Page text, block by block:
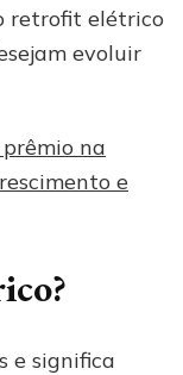
retrofit elétrico
evoluir
prêmio na
e
e significa